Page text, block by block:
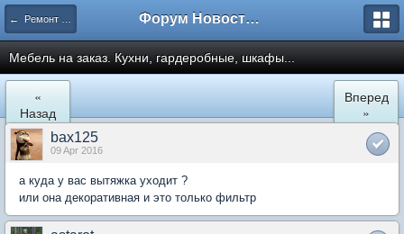
← Ремонт и обустройство Форум Новостройки
Мебель на заказ. Кухни, гардеробные, шкафы...
«
Назад
Вперед
»
bax125
09 Apr 2016
а куда у вас вытяжка уходит ?
или она декоративная и это только фильтр